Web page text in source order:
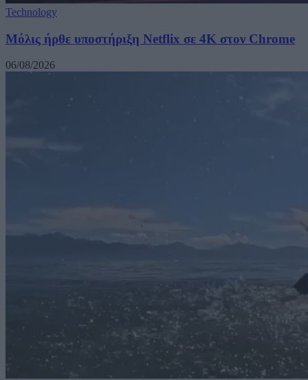
Technology
Μόλις ήρθε υποστήριξη Netflix σε 4K στον Chrome
06/08/2026